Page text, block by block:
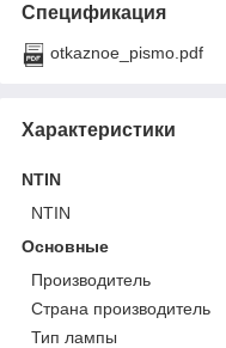
Спецификация
otkaznoe_pismo.pdf
Характеристики
NTIN
NTIN
Основные
Производитель
Страна производитель
Тип лампы